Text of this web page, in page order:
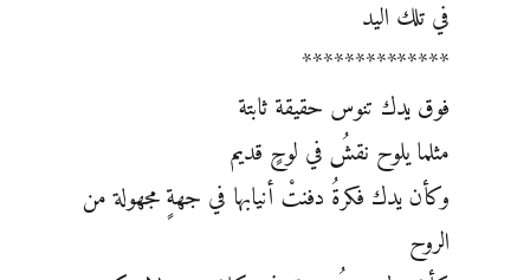
في تلك اليد
**************
فوق يدك تنوس حقيقة ثابتة
مثلما يلوح نقشُ في لوحٍ قديم
وكأن يدك فكرةُ دفنتْ أنيابها في جهةٍ مجهولة من
الروح